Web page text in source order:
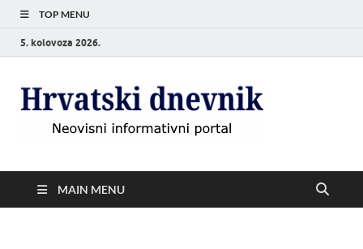
TOP MENU
5. kolovoza 2026.
MAIN MENU